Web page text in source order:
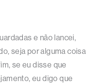
e não lancei,
seja por alguma coisa
se eu disse que
eu digo que